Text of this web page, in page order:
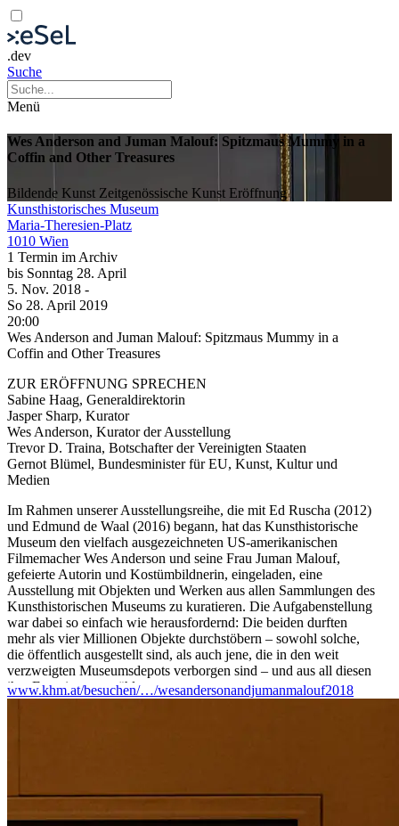
.dev
Suche
Menü
Wes Anderson and Juman Malouf: Spitzmaus Mummy in a
Coffin and Other Treasures
Bildende Kunst Zeitgenössische Kunst Eröffnung
Kunsthistorisches Museum
Maria-Theresien-Platz
1010 Wien
1 Termin im Archiv
bis Sonntag 28. April
5. Nov. 2018 -
So 28. April 2019
20:00
Wes Anderson and Juman Malouf: Spitzmaus Mummy in a
Coffin and Other Treasures
ZUR ERÖFFNUNG SPRECHEN
Sabine Haag, Generaldirektorin
Jasper Sharp, Kurator
Wes Anderson, Kurator der Ausstellung
Trevor D. Traina, Botschafter der Vereinigten Staaten
Gernot Blümel, Bundesminister für EU, Kunst, Kultur und
Medien
Im Rahmen unserer Ausstellungsreihe, die mit Ed Ruscha (2012)
und Edmund de Waal (2016) begann, hat das Kunsthistorische
Museum den vielfach ausgezeichneten US-amerikanischen
Filmemacher Wes Anderson und seine Frau Juman Malouf,
gefeierte Autorin und Kostümbildnerin, eingeladen, eine
Ausstellung mit Objekten und Werken aus allen Sammlungen des
Kunsthistorischen Museums zu kuratieren. Die Aufgabenstellung
war dabei so einfach wie herausfordernd: Die beiden durften
mehr als vier Millionen Objekte durchstöbern – sowohl solche,
die öffentlich ausgestellt sind, als auch jene, die in den weit
verzweigten Museumsdepots verborgen sind – und aus all diesen
ihre Favoriten auswählen.
Wagenburg, dem Weltmuseum, dem Theatermuseum, der
Bibliothek und aus Schloss Ambras Innsbruck. Zudem werden
www.khm.at/besuchen/…/wesandersonandjumanmalouf2018